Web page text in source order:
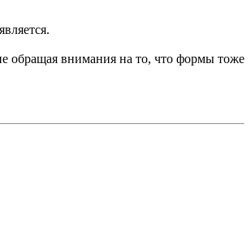
обращая внимания на то, что формы тоже